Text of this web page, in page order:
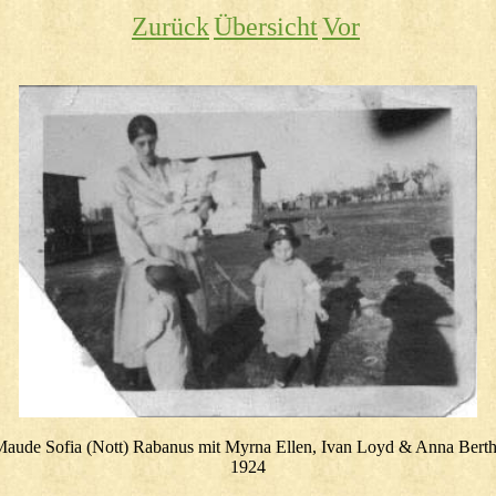
ZurückÜbersichtVor
Sofia (Nott) Rabanus mit Myrna Ellen, Ivan Loyd & Anna
1924